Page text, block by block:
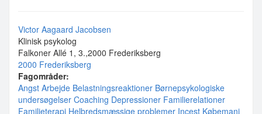
Victor Aagaard Jacobsen
Klinisk psykolog
Falkoner Allé 1, 3.,2000 Frederiksberg
2000 Frederiksberg
Fagområder:
Angst Arbejde Belastningsreaktioner Børnepsykologiske
undersøgelser Coaching Depressioner Familierelationer
Familieterapi Helbredsmæssige problemer Incest Købemani